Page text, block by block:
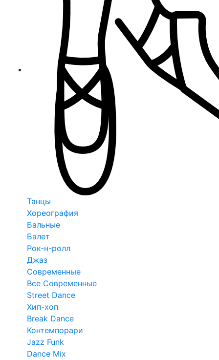
Танцы
Хореография
Бальные
Балет
Рок-н-ролл
Джаз
Современные
Все Современные
Street Dance
Хип-хоп
Break Dance
Контемпорари
Jazz Funk
Dance Mix